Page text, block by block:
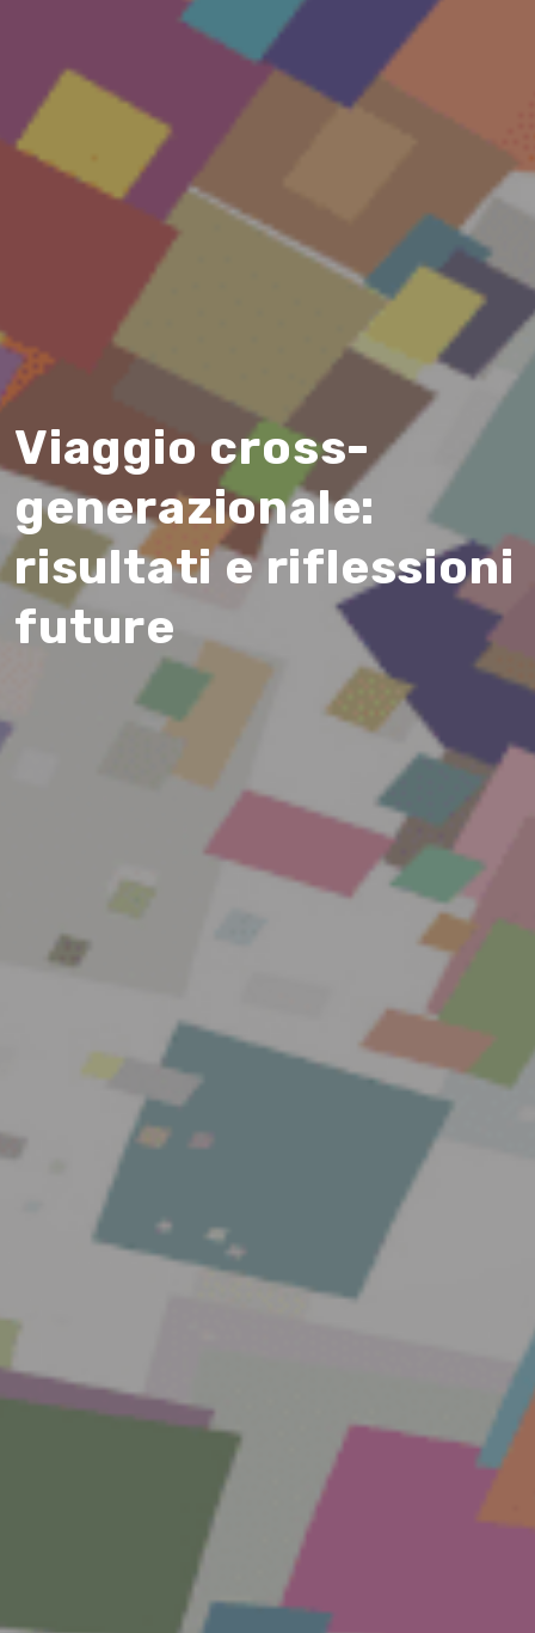
Viaggio cross-
generazionale:
risultati e riflessioni
future